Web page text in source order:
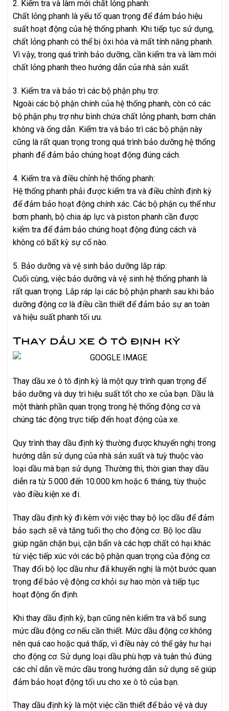
2. Kiểm tra và làm mới chất lỏng phanh:
Chất lỏng phanh là yếu tố quan trọng để đảm bảo hiệu
suất hoạt động của hệ thống phanh. Khi tiếp tục sử dụng,
chất lỏng phanh có thể bị ôxi hóa và mất tính năng phanh.
Vì vậy, trong quá trình bảo dưỡng, cần kiểm tra và làm mới
chất lỏng phanh theo hướng dẫn của nhà sản xuất.
3. Kiểm tra và bảo trì các bộ phận phụ trợ:
Ngoài các bộ phận chính của hệ thống phanh, còn có các
bộ phận phụ trợ như bình chứa chất lỏng phanh, bơm chân
không và ống dẫn. Kiểm tra và bảo trì các bộ phận này
cũng là rất quan trọng trong quá trình bảo dưỡng hệ thống
phanh để đảm bảo chúng hoạt động đúng cách.
4. Kiểm tra và điều chỉnh hệ thống phanh:
Hệ thống phanh phải được kiểm tra và điều chỉnh định kỳ
để đảm bảo hoạt động chính xác. Các bộ phận cụ thể như
bơm phanh, bộ chia áp lực và piston phanh cần được
kiểm tra để đảm bảo chúng hoạt động đúng cách và
không có bất kỳ sự cố nào.
5. Bảo dưỡng và vệ sinh bảo dưỡng lắp ráp:
Cuối cùng, việc bảo dưỡng và vệ sinh hệ thống phanh là
rất quan trọng. Lắp ráp lại các bộ phận phanh sau khi bảo
dưỡng động cơ là điều cần thiết để đảm bảo sự an toàn
và hiệu suất phanh tối ưu.
Thay dầu xe ô tô định kỳ
Thay dầu xe ô tô định kỳ là một quy trình quan trọng để
bảo dưỡng và duy trì hiệu suất tốt cho xe của bạn. Dầu là
một thành phần quan trọng trong hệ thống động cơ và
chúng tác động trực tiếp đến hoạt động của xe.
Quy trình thay dầu định kỳ thường được khuyến nghị trong
hướng dẫn sử dụng của nhà sản xuất và tuỳ thuộc vào
loại dầu mà bạn sử dụng. Thường thì, thời gian thay dầu
diễn ra từ 5.000 đến 10.000 km hoặc 6 tháng, tùy thuộc
vào điều kiện xe đi.
Thay dầu định kỳ đi kèm với việc thay bộ lọc dầu để đảm
bảo sạch sẽ và tăng tuổi thọ cho động cơ. Bộ lọc dầu
giúp ngăn chặn bụi, cặn bẩn và các hợp chất có hại khác
từ việc tiếp xúc với các bộ phận quan trọng của động cơ.
Thay đổi bộ lọc dầu như đã khuyến nghị là một bước quan
trọng để bảo vệ động cơ khỏi sự hao mòn và tiếp tục
hoạt động ổn định.
Khi thay dầu định kỳ, bạn cũng nên kiểm tra và bổ sung
mức dầu động cơ nếu cần thiết. Mức dầu động cơ không
nên quá cao hoặc quá thấp, vì điều này có thể gây hư hại
cho động cơ. Sử dụng loại dầu phù hợp và tuân thủ đúng
các chỉ dẫn về mức dầu trong hướng dẫn sử dụng sẽ giúp
đảm bảo hoạt động tối ưu cho xe ô tô của bạn.
Thay dầu định kỳ là một việc cần thiết để bảo vệ và duy